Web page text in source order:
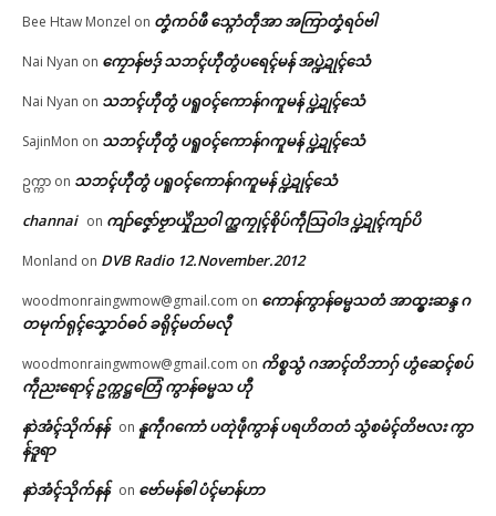
Bee Htaw Monzel on တၞံကဝ်ဖီ သ္ဂောံတဵုအာ အကြာတၞံရဝ်ဗါ
Nai Nyan on ကၠောန်ဗဒှ် သဘၚ်ဟီုတွံပရေၚ်မန် အပ္ဍဲဍုၚ်သေံ
Nai Nyan on သဘၚ်ဟီုတွံ ပရူဝၚ်ကောန်ဂကူမန် ပ္ဍဲဍုၚ်သေံ
SajinMon on သဘၚ်ဟီုတွံ ပရူဝၚ်ကောန်ဂကူမန် ပ္ဍဲဍုၚ်သေံ
ဥက္ကာ on သဘၚ်ဟီုတွံ ပရူဝၚ်ကောန်ဂကူမန် ပ္ဍဲဍုၚ်သေံ
channai on ကျာ်ဇၞော်ဗၟာယှိုဲညဝါ က္ညကၠုၚ်စိုပ်ကဵုသြဝါဒ ပ္ဍဲဍုၚ်ကျာ်ပိ
Monland on DVB Radio 12.November.2012
woodmonraingwmow@gmail.com on ကောန်ကွာန်ဓမ္မသတံ အာထ္ၜးဆန္ဒ ဂ
တမုက်ရုၚ်သၞောဝ်ဓဝ် ခရိုၚ်မတ်မလီု
woodmonraingwmow@gmail.com on ကိစ္စသွံ ဂအာၚ်တိဘာဂှ် ဟွံဆေၚ်စပ်
ကဵုညးရောၚ် ဥက္ကဋ္ဌတြေံ ကွာန်ဓမ္မသ ဟီု
နာဲအံၚ်သိုက်နန် on နူကဵုဂကောံ ပတုဲဖဵုကွာန် ပရဟိတတံ သွံစမံၚ်တိဗလး ကွာ
န်ဒူရာ
နာဲအံၚ်သိုက်နန် on ဗော်မန်ၜါ ပံၚ်မာန်ဟာ